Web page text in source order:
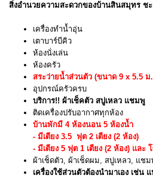
สิ่งอำนวยความสะดวกของบ้านสินสมุทร ช
เครื่องทำน้ำอุ่น
เตาบาร์บีคิว
ห้องนั่งเล่น
ห้องครัว
สระว่ายน้ำส่วนตัว (ขนาด 9 x 5.5 ม
อุปกรณ์ครัวครบ
บริการ!! ผ้าเช็คตัว สบู่เหลว แชมพู
ติดเครื่องปรับอากาศทุกห้อง
บ้านพักมี 4 ห้องนอน 5 ห้องน้ำ
- มีเตียง 3.5 ฟุต 2 เตียง (2 ห้อง)
- มีเตียง 5 ฟุต 1 เตียง (2 ห้อง) และ
ผ้าเช็ดตัว, ผ้าเช็ดผม, สบู่เหลว, แช
เครื่องใช้ส่วนตัวต้องนำมาเอง เช่น